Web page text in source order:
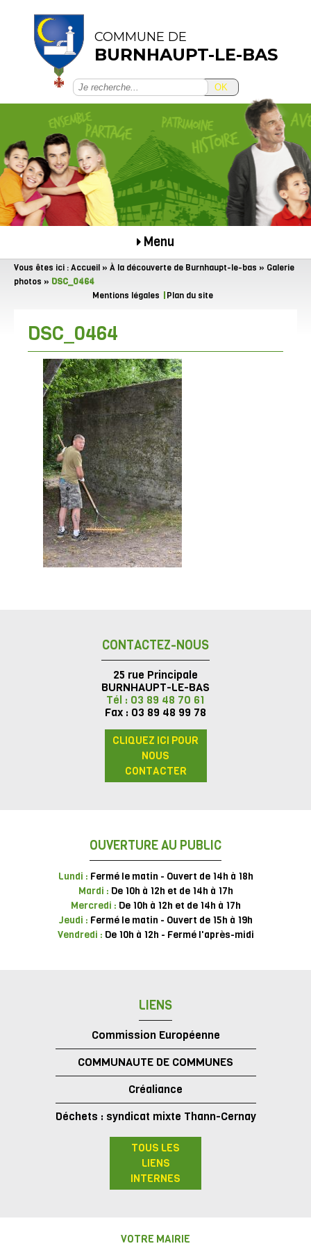
COMMUNE DE
BURNHAUPT-LE-BAS
OK
Menu
Vous êtes ici :Accueil » À la découverte de Burnhaupt-le-bas » Galerie
photos » DSC_0464
Mentions légales
Plan du site
DSC_0464
CONTACTEZ-NOUS
25 rue Principale
BURNHAUPT-LE-BAS
Tél : 03 89 48 70 61
Fax : 03 89 48 99 78
CLIQUEZ ICI POUR
NOUS
CONTACTER
OUVERTURE AU PUBLIC
Lundi : Fermé le matin - Ouvert de 14h à 18h
Mardi : De 10h à 12h et de 14h à 17h
Mercredi : De 10h à 12h et de 14h à 17h
Jeudi : Fermé le matin - Ouvert de 15h à 19h
Vendredi : De 10h à 12h - Fermé l'après-midi
LIENS
Commission Européenne
COMMUNAUTE DE COMMUNES
Créaliance
Déchets : syndicat mixte Thann-Cernay
TOUS LES
LIENS
INTERNES
VOTRE MAIRIE